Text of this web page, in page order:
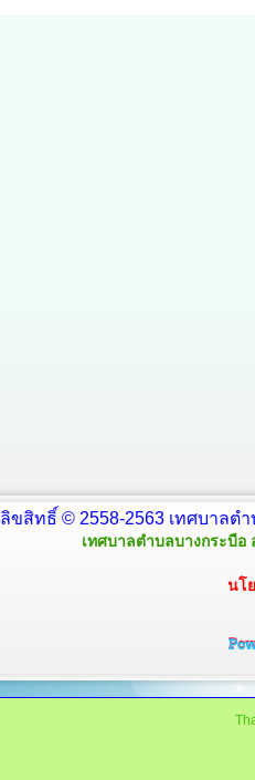
ลิขสิทธิ์ © 2558-2563 เทศบาลต
เทศบาลตำบลบางกระบือ
นโ